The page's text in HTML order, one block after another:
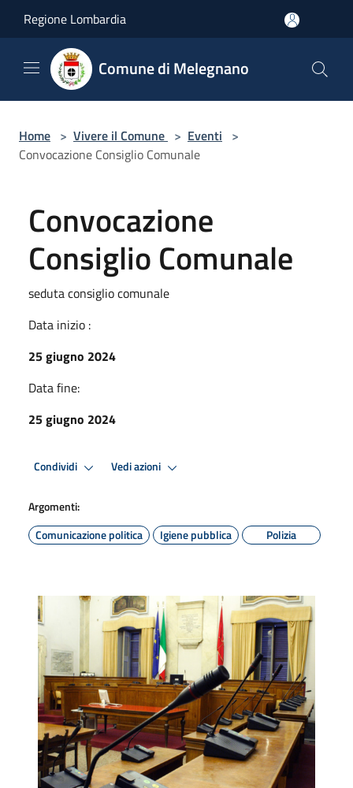
Regione Lombardia
Comune di Melegnano
Home > Vivere il Comune > Eventi >
Convocazione Consiglio Comunale
Convocazione
Consiglio Comunale
seduta consiglio comunale
Data inizio :
25 giugno 2024
Data fine:
25 giugno 2024
Condividi Vedi azioni
Argomenti:
Comunicazione politica
Igiene pubblica Polizia